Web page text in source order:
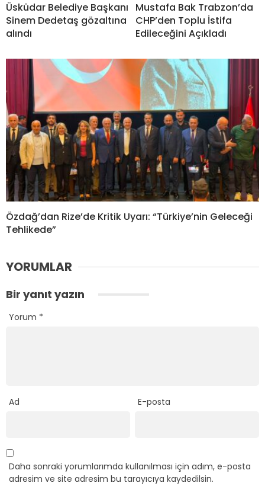
Üsküdar Belediye Başkanı
Sinem Dedetaş gözaltına
alındı
Mustafa Bak Trabzon’da
CHP’den Toplu İstifa
Edileceğini Açıkladı
Özdağ’dan Rize’de Kritik Uyarı: “Türkiye’nin Geleceği
Tehlikede”
YORUMLAR
Bir yanıt yazın
Yorum *
Ad E-posta
Daha sonraki yorumlarımda kullanılması için adım, e-posta
adresim ve site adresim bu tarayıcıya kaydedilsin.